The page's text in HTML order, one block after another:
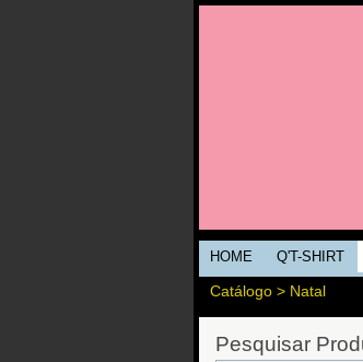
HOME Q'T-SHIRT
Catálogo > Natal
Pesquisar